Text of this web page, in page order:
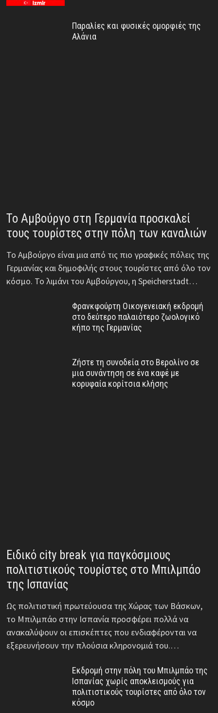
Παραλίες και φυσικές ομορφιές της
Αλάνια
Το Αμβούργο στη Γερμανία προσκαλεί
τους τουρίστες στην πόλη των καναλιών
Το Αμβούργο είναι μια από τις πιο γραφικές πόλεις της
Γερμανίας και δημοφιλής στους τουρίστες από όλο τον
κόσμο. Το λιμάνι του Αμβούργου, η Speicherstadt…
Φρανκφούρτη Οικογενειακή εκδρομή
στο δεύτερο παλαιότερο ζωολογικό
κήπο της Γερμανίας
Ζήστε τη συνοδεία στο Βερολίνο σε
μια συνάντηση σε ένα καφέ με
κορυφαία κορίτσια κλήσης
Ειδικό city break για παγκόσμιους
πολιτιστικούς τουρίστες στο Μπιλμπάο
της Ισπανίας
Ως πολιτιστική πρωτεύουσα της Χώρας των Βάσκων,
το Μπιλμπάο στην Ισπανία προσφέρει πολλά να
ανακαλύψουν οι επισκέπτες που ενδιαφέρονται να
εξερευνήσουν την πλούσια κληρονομιά του.…
Εκδρομή στην πόλη του Μπιλμπάο της
Ισπανίας χωρίς αποκλεισμούς για
πολιτιστικούς τουρίστες από όλο τον
κόσμο